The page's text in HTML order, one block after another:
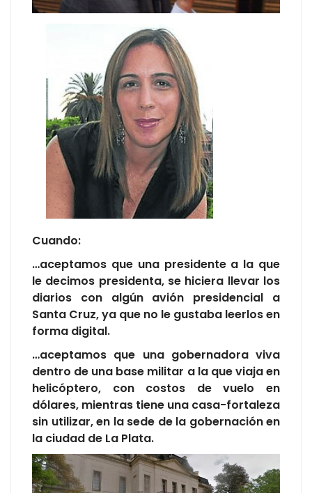
Cuando:
…aceptamos que una presidente a la que
le decimos presidenta, se hiciera llevar los
diarios con algún avión presidencial a
Santa Cruz, ya que no le gustaba leerlos en
forma digital.
…aceptamos que una gobernadora viva
dentro de una base militar a la que viaja en
helicóptero, con costos de vuelo en
dólares, mientras tiene una casa-fortaleza
sin utilizar, en la sede de la gobernación en
la ciudad de La Plata.